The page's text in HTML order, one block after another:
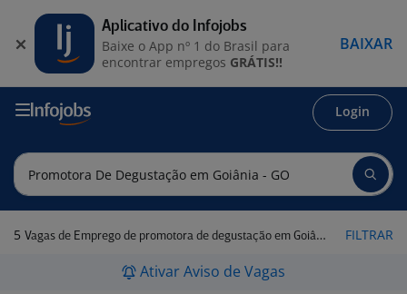
Login
5 Vagas de Emprego de promotora de degustação em Goiânia - GO FILTRAR
Ativar Aviso de Vagas
Aplicativo do Infojobs
Baixe o App nº 1 do Brasil para
encontrar empregos GRÁTIS!!
BAIXAR